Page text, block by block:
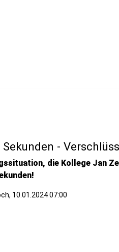
-
die Kollege Jan
10.01.2024 07:00